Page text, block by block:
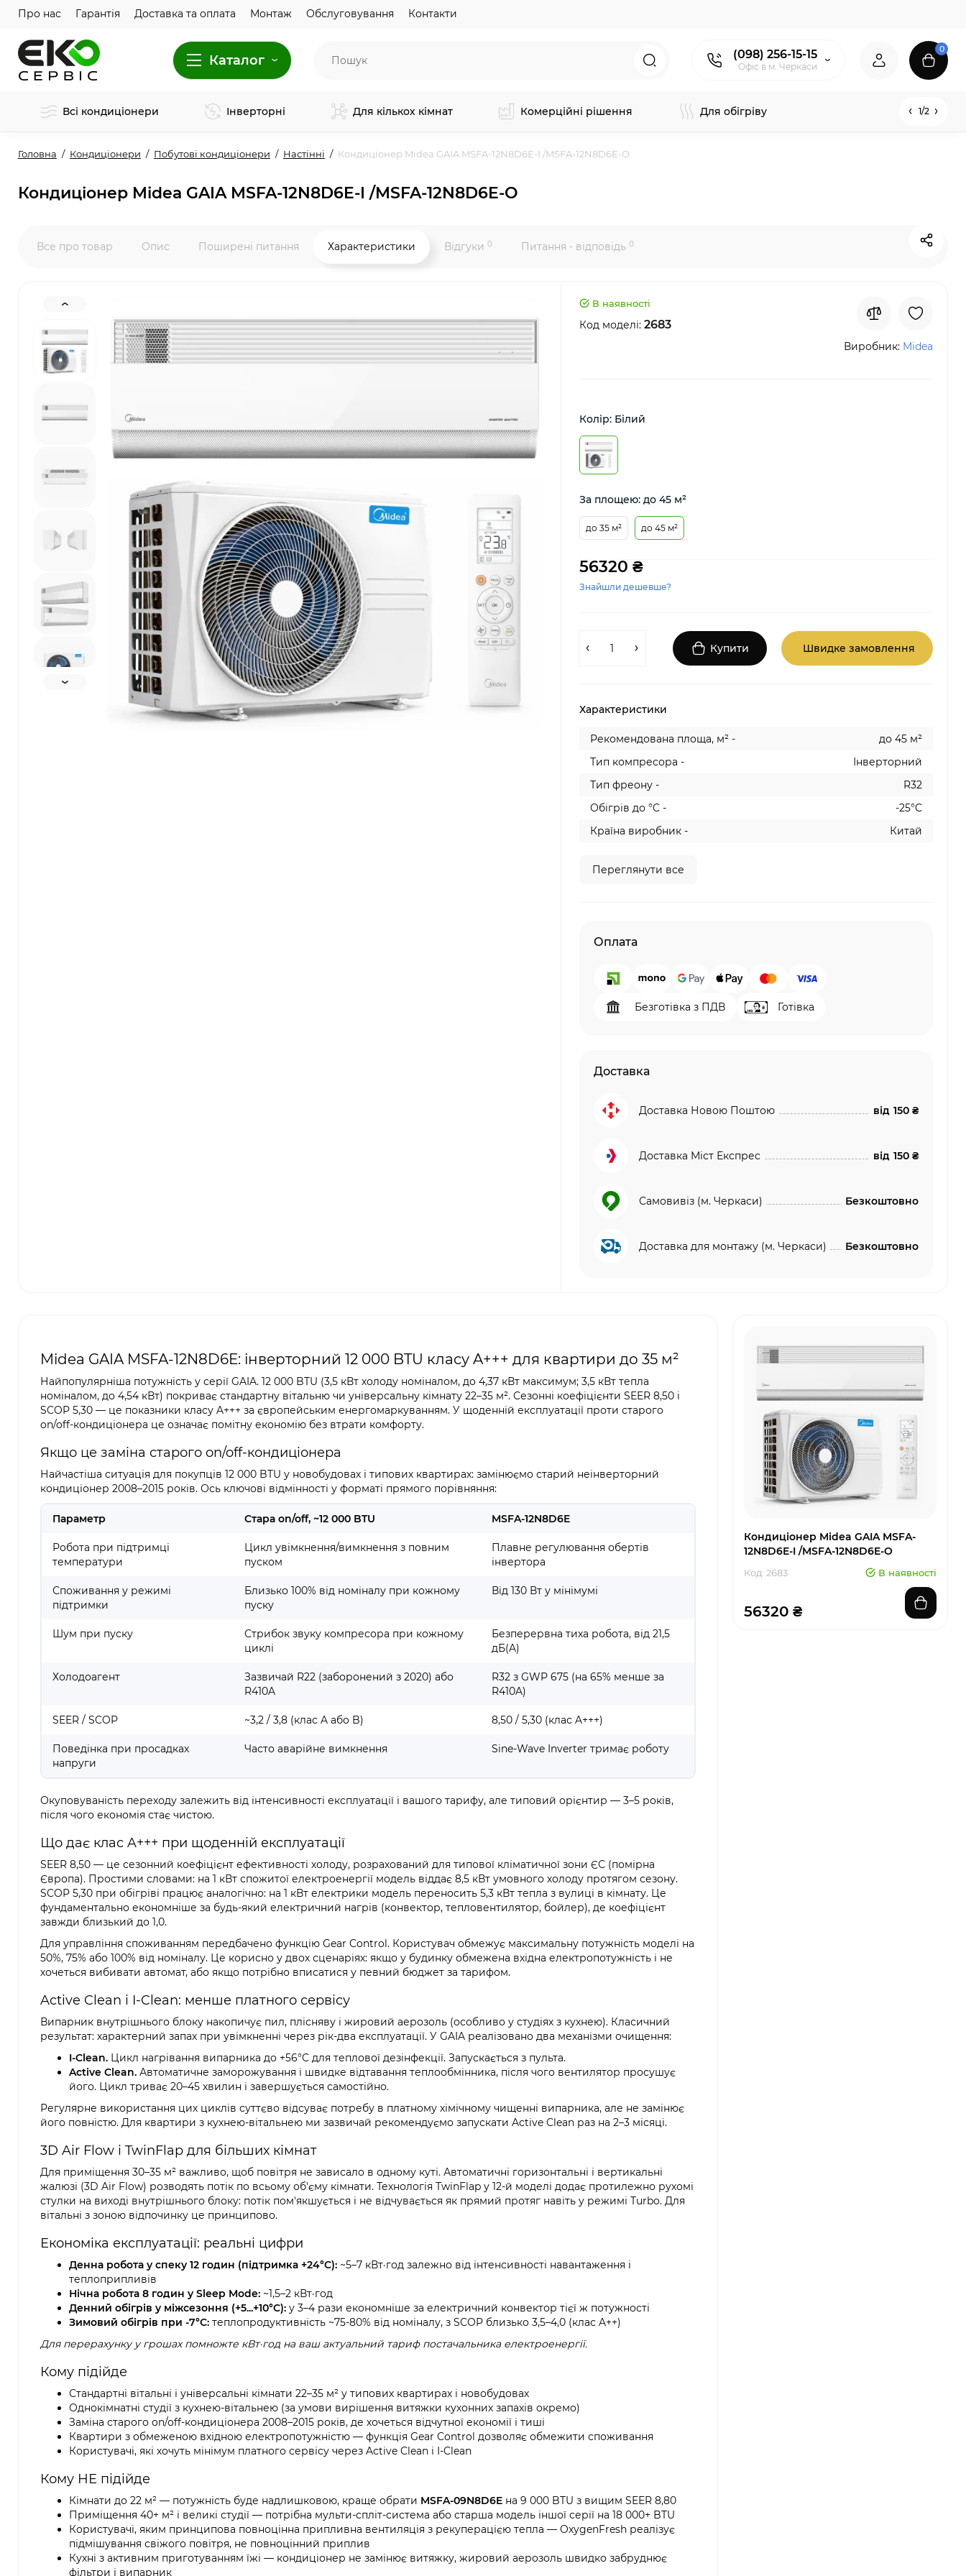
Про нас Гарантія Доставка та оплата Монтаж Обслуговування Контакти
Каталог (098) 256-15-15
Офіс в м. Черкаси
0
Всі кондиціонери Інверторні Для кількох кімнат Комерційні рішення Для обігріву 1/2
Головна Кондиціонери Побутові кондиціонери Настінні Кондиціонер Midea GAIA MSFA-12N8D6E-I /MSFA-12N8D6E-O
Кондиціонер Midea GAIA MSFA-12N8D6E-I /MSFA-12N8D6E-O
Все про товар Опис Поширені питання Характеристики Відгуки 0 Питання - відповідь 0
В наявності
Код моделі: 2683
Виробник: Midea
Колір: Білий
За площею: до 45 м²
до 35 м² до 45 м²
56320 ₴
Знайшли дешевше?
Купити Швидке замовлення
Характеристики
Рекомендована площа, м² -
до 45 м²
Тип компресора -
Інверторний
Тип фреону -
R32
Обігрів до °C -
-25°C
Країна виробник -
Китай
Переглянути все
Оплата
Безготівка з ПДВ Готівка
Доставка
Доставка Новою Поштою від 150 ₴
Доставка Міст Експрес від 150 ₴
Самовивіз (м. Черкаси) Безкоштовно
Доставка для монтажу (м. Черкаси) Безкоштовно
Midea GAIA MSFA-12N8D6E: інверторний 12 000 BTU класу A+++ для квартири до 35 м²
Найпопулярніша потужність у серії GAIA. 12 000 BTU (3,5 кВт холоду номіналом, до 4,37 кВт максимум; 3,5 кВт тепла
номіналом, до 4,54 кВт) покриває стандартну вітальню чи універсальну кімнату 22–35 м². Сезонні коефіцієнти SEER 8,50 і
SCOP 5,30 — це показники класу A+++ за європейським енергомаркуванням. У щоденній експлуатації проти старого
on/off-кондиціонера це означає помітну економію без втрати комфорту.
Якщо це заміна старого on/off-кондиціонера
Найчастіша ситуація для покупців 12 000 BTU у новобудовах і типових квартирах: замінюємо старий неінверторний
кондиціонер 2008–2015 років. Ось ключові відмінності у форматі прямого порівняння:
Параметр Стара on/off, ~12 000 BTU MSFA-12N8D6E
Робота при підтримці
температури
Цикл увімкнення/вимкнення з повним
пуском
Плавне регулювання обертів
інвертора
Споживання у режимі
підтримки
Близько 100% від номіналу при кожному
пуску
Від 130 Вт у мінімумі
Шум при пуску
Стрибок звуку компресора при кожному
циклі
Безперервна тиха робота, від 21,5
дБ(A)
Холодоагент
Зазвичай R22 (заборонений з 2020) або
R410A
R32 з GWP 675 (на 65% менше за
R410A)
SEER / SCOP ~3,2 / 3,8 (клас A або B) 8,50 / 5,30 (клас A+++)
Поведінка при просадках
напруги
Часто аварійне вимкнення Sine-Wave Inverter тримає роботу
Окуповуваність переходу залежить від інтенсивності експлуатації і вашого тарифу, але типовий орієнтир — 3–5 років,
після чого економія стає чистою.
Що дає клас A+++ при щоденній експлуатації
SEER 8,50 — це сезонний коефіцієнт ефективності холоду, розрахований для типової кліматичної зони ЄС (помірна
Європа). Простими словами: на 1 кВт спожитої електроенергії модель віддає 8,5 кВт умовного холоду протягом сезону.
SCOP 5,30 при обігріві працює аналогічно: на 1 кВт електрики модель переносить 5,3 кВт тепла з вулиці в кімнату. Це
фундаментально економніше за будь-який електричний нагрів (конвектор, тепловентилятор, бойлер), де коефіцієнт
завжди близький до 1,0.
Для управління споживанням передбачено функцію Gear Control. Користувач обмежує максимальну потужність моделі на
50%, 75% або 100% від номіналу. Це корисно у двох сценаріях: якщо у будинку обмежена вхідна електропотужність і не
хочеться вибивати автомат, або якщо потрібно вписатися у певний бюджет за тарифом.
Active Clean і I-Clean: менше платного сервісу
Випарник внутрішнього блоку накопичує пил, плісняву і жировий аерозоль (особливо у студіях з кухнею). Класичний
результат: характерний запах при увімкненні через рік-два експлуатації. У GAIA реалізовано два механізми очищення:
I-Clean. Цикл нагрівання випарника до +56°C для теплової дезінфекції. Запускається з пульта.
Active Clean. Автоматичне заморожування і швидке відтавання теплообмінника, після чого вентилятор просушує
його. Цикл триває 20–45 хвилин і завершується самостійно.
Регулярне використання цих циклів суттєво відсуває потребу в платному хімічному чищенні випарника, але не замінює
його повністю. Для квартири з кухнею-вітальнею ми зазвичай рекомендуємо запускати Active Clean раз на 2–3 місяці.
3D Air Flow і TwinFlap для більших кімнат
Для приміщення 30–35 м² важливо, щоб повітря не зависало в одному куті. Автоматичні горизонтальні і вертикальні
жалюзі (3D Air Flow) розводять потік по всьому об'єму кімнати. Технологія TwinFlap у 12-й моделі додає протилежно рухомі
стулки на виході внутрішнього блоку: потік пом'якшується і не відчувається як прямий протяг навіть у режимі Turbo. Для
вітальні з зоною відпочинку це принципово.
Економіка експлуатації: реальні цифри
Денна робота у спеку 12 годин (підтримка +24°C): ~5–7 кВт·год залежно від інтенсивності навантаження і
теплоприпливів
Нічна робота 8 годин у Sleep Mode: ~1,5–2 кВт·год
Денний обігрів у міжсезоння (+5...+10°C): у 3–4 рази економніше за електричний конвектор тієї ж потужності
Зимовий обігрів при -7°C: теплопродуктивність ~75-80% від номіналу, з SCOP близько 3,5–4,0 (клас A++)
Для перерахунку у грошах помножте кВт·год на ваш актуальний тариф постачальника електроенергії.
Кому підійде
Стандартні вітальні і універсальні кімнати 22–35 м² у типових квартирах і новобудовах
Однокімнатні студії з кухнею-вітальнею (за умови вирішення витяжки кухонних запахів окремо)
Заміна старого on/off-кондиціонера 2008–2015 років, де хочеться відчутної економії і тиші
Квартири з обмеженою вхідною електропотужністю — функція Gear Control дозволяє обмежити споживання
Користувачі, які хочуть мінімум платного сервісу через Active Clean і I-Clean
Кому НЕ підійде
Кімнати до 22 м² — потужність буде надлишковою, краще обрати MSFA-09N8D6E на 9 000 BTU з вищим SEER 8,80
Приміщення 40+ м² і великі студії — потрібна мульти-спліт-система або старша модель іншої серії на 18 000+ BTU
Користувачі, яким принципова повноцінна припливна вентиляція з рекуперацією тепла — OxygenFresh реалізує
підмішування свіжого повітря, не повноцінний приплив
Кухні з активним приготуванням їжі — кондиціонер не замінює витяжку, жировий аерозоль швидко забруднює
фільтри і випарник
Кондиціонер Midea GAIA MSFA-
12N8D6E-I /MSFA-12N8D6E-O
Код: 2683 В наявності
56320 ₴